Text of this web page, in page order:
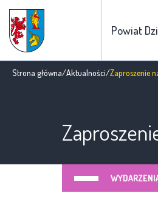
Powiat
Strona główna/Aktualności/Zaproszenie